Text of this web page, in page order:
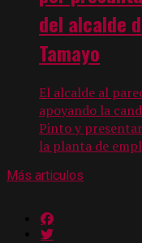
del alcalde
Tamayo
El alcalde al
apoyando la
Pinto y
la planta de
Más articulos